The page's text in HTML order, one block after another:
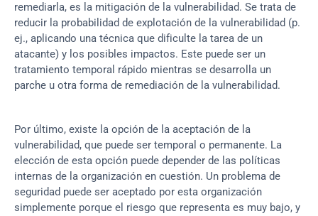
remediarla, es la mitigación de la vulnerabilidad. Se trata de
reducir la probabilidad de explotación de la vulnerabilidad (p.
ej., aplicando una técnica que dificulte la tarea de un
atacante) y los posibles impactos. Este puede ser un
tratamiento temporal rápido mientras se desarrolla un
parche u otra forma de remediación de la vulnerabilidad.
Por último, existe la opción de la aceptación de la
vulnerabilidad, que puede ser temporal o permanente. La
elección de esta opción puede depender de las políticas
internas de la organización en cuestión. Un problema de
seguridad puede ser aceptado por esta organización
simplemente porque el riesgo que representa es muy bajo, y